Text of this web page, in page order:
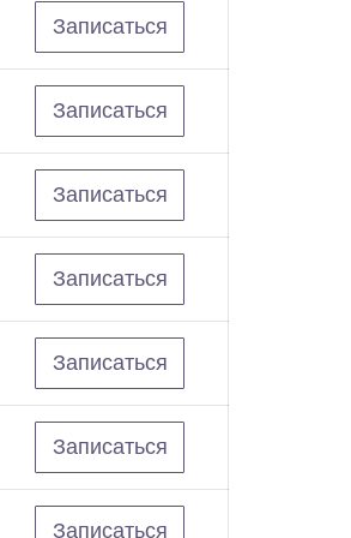
Записаться
Записаться
Записаться
Записаться
Записаться
Записаться
Записаться